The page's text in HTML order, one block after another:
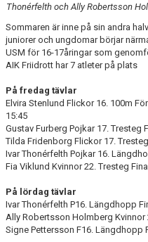
MINIORLANDSLAGET
Thonérfelth och Ally Robertsson
Sommaren är inne på sin andra
juniorer och ungdomar börjar
USM för 16-17åringar som
AIK Friidrott har 7 atleter på plats
På fredag tävlar
Elvira Stenlund Flickor 16. 100m
15:45
Gustav Furberg Pojkar 17. Tresteg
Tilda Fridenborg Flickor 17.
Ivar Thonérfelth Pojkar 16.
Fia Viklund Kvinnor 22. Tresteg
På lördag tävlar
Ivar Thonérfelth P16. Längdhopp
Ally Robertsson Holmberg Kvinnor
Signe Pettersson F16. Längdhopp